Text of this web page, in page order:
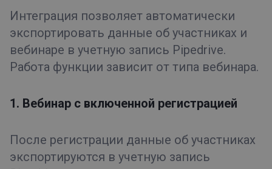
Интеграция позволяет автоматически
экспортировать данные об участниках и
вебинаре в учетную запись Pipedrive.
Работа функции зависит от типа вебинара.
1. Вебинар с включенной регистрацией
После регистрации данные об участниках
экспортируются в учетную запись